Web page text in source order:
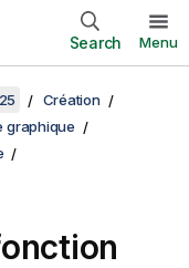
Search Menu
Création
graphique